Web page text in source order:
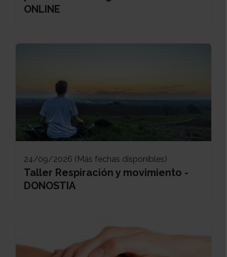
ONLINE
24/09/2026 (Más fechas disponibles)
Taller Respiración y movimiento -
DONOSTIA